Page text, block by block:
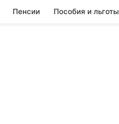
Пенсии Пособия и льготы